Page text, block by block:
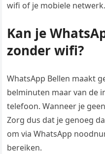
wifi of je mobiele netwerk.
Kan je
zonder wifi?
WhatsApp Bellen maakt
belminuten maar van de
telefoon. Wanneer je
Zorg dus dat je genoeg
om via WhatsApp
bereiken.